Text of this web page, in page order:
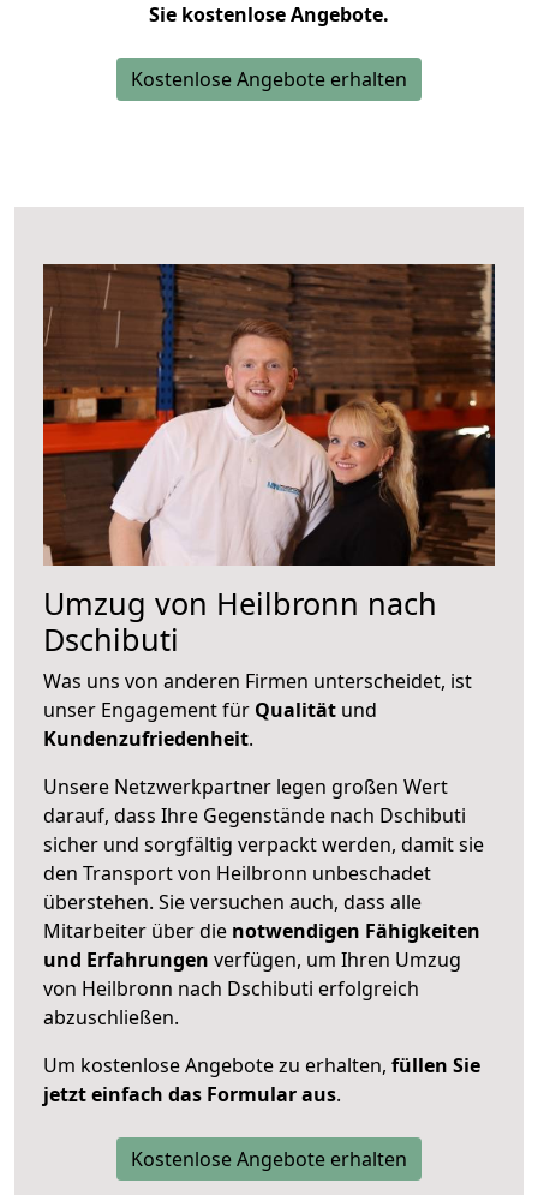
Sie kostenlose Angebote.
Kostenlose Angebote erhalten
Umzug von Heilbronn nach
Dschibuti
Was uns von anderen Firmen unterscheidet, ist
unser Engagement für Qualität und
Kundenzufriedenheit.
Unsere Netzwerkpartner legen großen Wert
darauf, dass Ihre Gegenstände nach Dschibuti
sicher und sorgfältig verpackt werden, damit sie
den Transport von Heilbronn unbeschadet
überstehen. Sie versuchen auch, dass alle
Mitarbeiter über die notwendigen Fähigkeiten
und Erfahrungen verfügen, um Ihren Umzug
von Heilbronn nach Dschibuti erfolgreich
abzuschließen.
Um kostenlose Angebote zu erhalten, füllen Sie
jetzt einfach das Formular aus.
Kostenlose Angebote erhalten